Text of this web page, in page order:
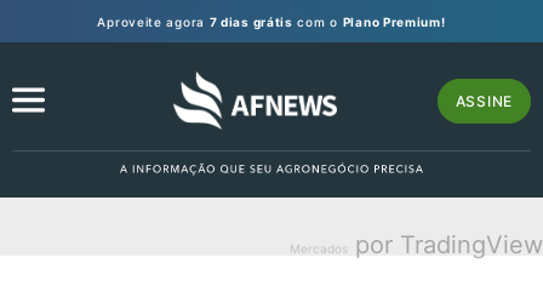
Aproveite agora 7 dias grátis com o Plano Premium!
ASSINE
Mercados por TradingView